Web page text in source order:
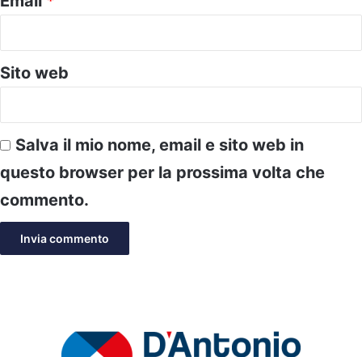
Sito web
Salva il mio nome, email e sito web in
questo browser per la prossima volta che
commento.